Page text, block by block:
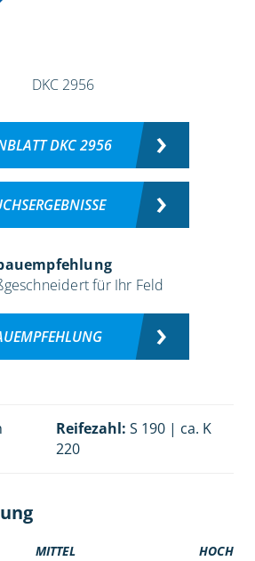
DKC 2956
für Ihr Feld
Reifezahl: S 190 | ca. K
220
MITTEL HOCH